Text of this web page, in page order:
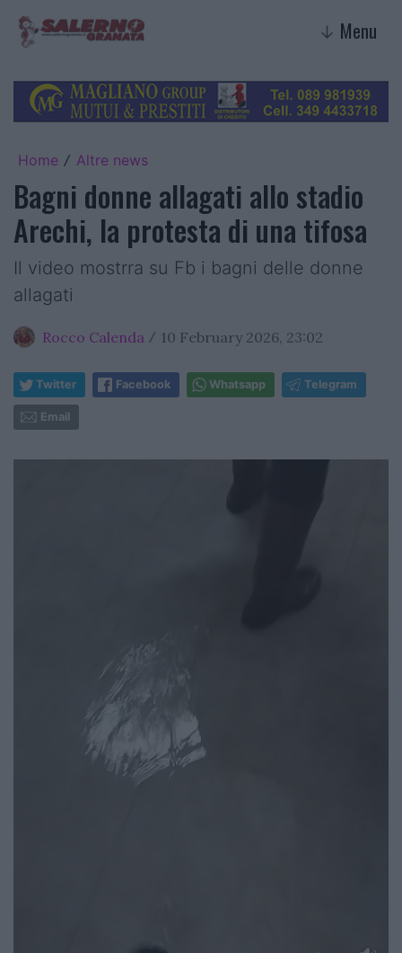
↓ Menu
Home / Altre news
Bagni donne allagati allo stadio
Arechi, la protesta di una tifosa
Il video mostrra su Fb i bagni delle donne
allagati
Rocco Calenda / 10 February 2026, 23:02
Twitter Facebook Whatsapp Telegram
Email